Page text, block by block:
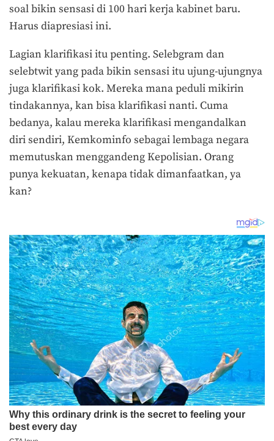
soal bikin sensasi di 100 hari kerja kabinet baru.
Harus diapresiasi ini.
Lagian klarifikasi itu penting. Selebgram dan
selebtwit yang pada bikin sensasi itu ujung-ujungnya
juga klarifikasi kok. Mereka mana peduli mikirin
tindakannya, kan bisa klarifikasi nanti. Cuma
bedanya, kalau mereka klarifikasi mengandalkan
diri sendiri, Kemkominfo sebagai lembaga negara
memutuskan menggandeng Kepolisian. Orang
punya kekuatan, kenapa tidak dimanfaatkan, ya
kan?